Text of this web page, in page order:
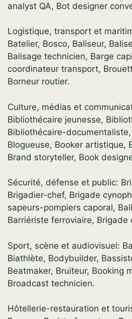
analyst QA, Bot designer
Logistique, transport et
Batelier, Bosco, Baliseur,
Balisage technicien, Barge
coordinateur transport,
Borneur routier.
Culture, médias et
Bibliothécaire jeunesse,
Bibliothécaire-documentaliste,
Blogueuse, Booker artistique,
Brand storyteller, Book
Sécurité, défense et public:
Brigadier-chef, Brigade
sapeurs-pompiers caporal,
Barriériste ferroviaire, Brigade
Sport, scène et audiovisuel:
Biathlète, Bodybuilder,
Beatmaker, Bruiteur, Booking
Broadcast technicien.
Hôtellerie-restauration et